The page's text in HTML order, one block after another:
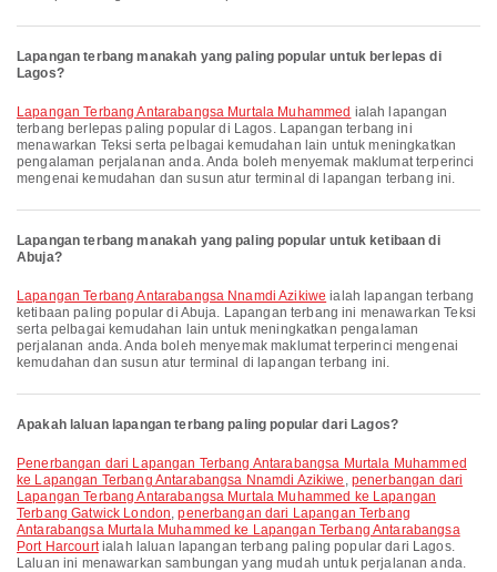
Lapangan terbang manakah yang paling popular untuk berlepas di
Lagos?
Lapangan Terbang Antarabangsa Murtala Muhammed ialah lapangan
terbang berlepas paling popular di Lagos. Lapangan terbang ini
menawarkan Teksi serta pelbagai kemudahan lain untuk meningkatkan
pengalaman perjalanan anda. Anda boleh menyemak maklumat terperinci
mengenai kemudahan dan susun atur terminal di lapangan terbang ini.
Lapangan terbang manakah yang paling popular untuk ketibaan di
Abuja?
Lapangan Terbang Antarabangsa Nnamdi Azikiwe ialah lapangan terbang
ketibaan paling popular di Abuja. Lapangan terbang ini menawarkan Teksi
serta pelbagai kemudahan lain untuk meningkatkan pengalaman
perjalanan anda. Anda boleh menyemak maklumat terperinci mengenai
kemudahan dan susun atur terminal di lapangan terbang ini.
Apakah laluan lapangan terbang paling popular dari Lagos?
penerbangan dari Lapangan Terbang Antarabangsa Murtala Muhammed
ke Lapangan Terbang Antarabangsa Nnamdi Azikiwe , penerbangan dari
Lapangan Terbang Antarabangsa Murtala Muhammed ke Lapangan
Terbang Gatwick London,penerbangan dari Lapangan Terbang
Antarabangsa Murtala Muhammed ke Lapangan Terbang Antarabangsa
Port Harcourtialah laluan lapangan terbang paling popular dari Lagos.
Laluan ini menawarkan sambungan yang mudah untuk perjalanan anda.